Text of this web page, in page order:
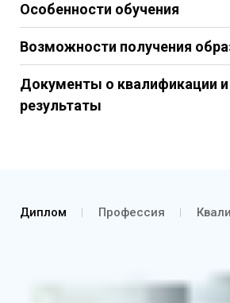
Особенности обучения
Возможности получения
Документы о квалификации и
результаты
Диплом Профессия